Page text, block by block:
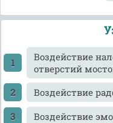
Воздействие
отверстий
Воздействие
Воздействие